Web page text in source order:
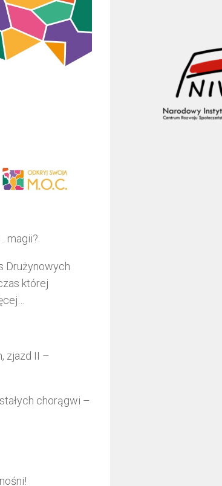
magii?
Drużynowych
której
zjazd II –
chorągwi –